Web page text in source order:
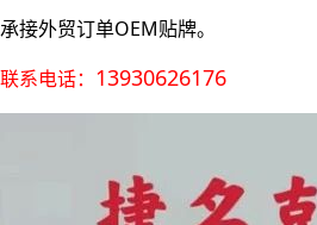
承接外贸订单OEM贴牌。
联系电话： 13930626176